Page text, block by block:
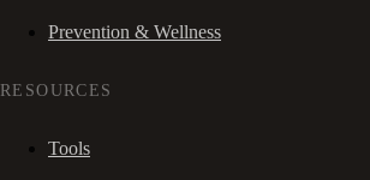
Prevention & Wellness
RESOURCES
Tools